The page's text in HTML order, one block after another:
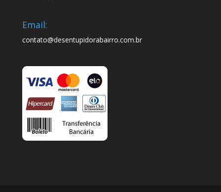
Email:
contato@desentupidorabairro.com.br